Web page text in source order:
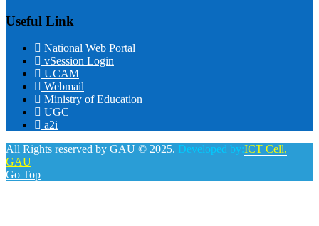
Useful Link
National Web Portal
vSession Login
UCAM
Webmail
Ministry of Education
UGC
a2i
All Rights reserved by GAU © 2025. Developed by:ICT Cell,
GAU
Go Top